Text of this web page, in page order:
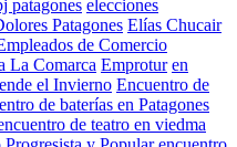
patagones elecciones
Patagones Elías Chucair
de Comercio
La Comarca Emprotur en
el Invierno Encuentro de
de baterías en Patagones
de teatro en viedma